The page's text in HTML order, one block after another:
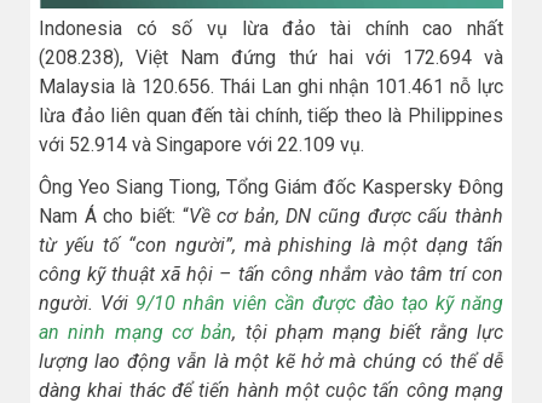
Indonesia có số vụ lừa đảo tài chính cao nhất
(208.238), Việt Nam đứng thứ hai với 172.694 và
Malaysia là 120.656. Thái Lan ghi nhận 101.461 nỗ lực
lừa đảo liên quan đến tài chính, tiếp theo là Philippines
với 52.914 và Singapore với 22.109 vụ.
Ông Yeo Siang Tiong, Tổng Giám đốc Kaspersky Đông
Nam Á cho biết: “Về cơ bản, DN cũng được cấu thành
từ yếu tố “con người”, mà phishing là một dạng tấn
công kỹ thuật xã hội – tấn công nhắm vào tâm trí con
người. Với 9/10 nhân viên cần được đào tạo kỹ năng
an ninh mạng cơ bản, tội phạm mạng biết rằng lực
lượng lao động vẫn là một kẽ hở mà chúng có thể dễ
dàng khai thác để tiến hành một cuộc tấn công mạng